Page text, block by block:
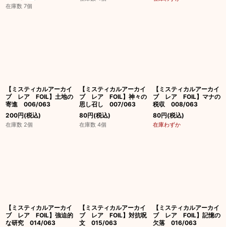
在庫数 7個
【ミスティカルアーカイ
ブ レア FOIL】土地の
寄進 006/063
200円(税込)
在庫数 2個
【ミスティカルアーカイ
ブ レア FOIL】神々の
思し召し 007/063
80円(税込)
在庫数 4個
【ミスティカルアーカイ
ブ レア FOIL】マナの
税収 008/063
80円(税込)
在庫わずか
【ミスティカルアーカイ
ブ レア FOIL】強迫的
な研究 014/063
【ミスティカルアーカイ
ブ レア FOIL】対抗呪
文 015/063
【ミスティカルアーカイ
ブ レア FOIL】記憶の
欠落 016/063